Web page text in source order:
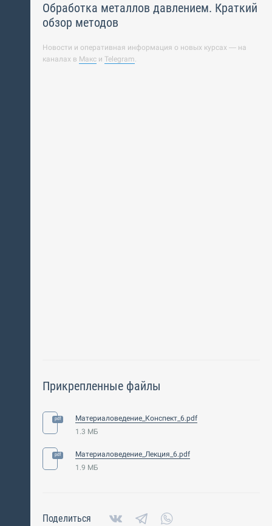
Обработка металлов давлением. Краткий
обзор методов
Новости и оперативная информация о новых курсах — на
каналах в Макс и Telegram.
Прикрепленные файлы
Материаловедение_Конспект_6.pdf
1.3 МБ
Материаловедение_Лекция_6.pdf
1.9 МБ
Поделиться